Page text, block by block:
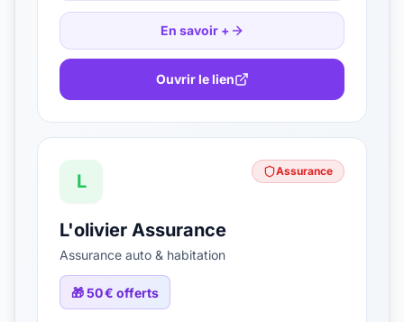
En savoir +
Ouvrir le lien
L Assurance
L'olivier Assurance
Assurance auto & habitation
🎁50 € offerts